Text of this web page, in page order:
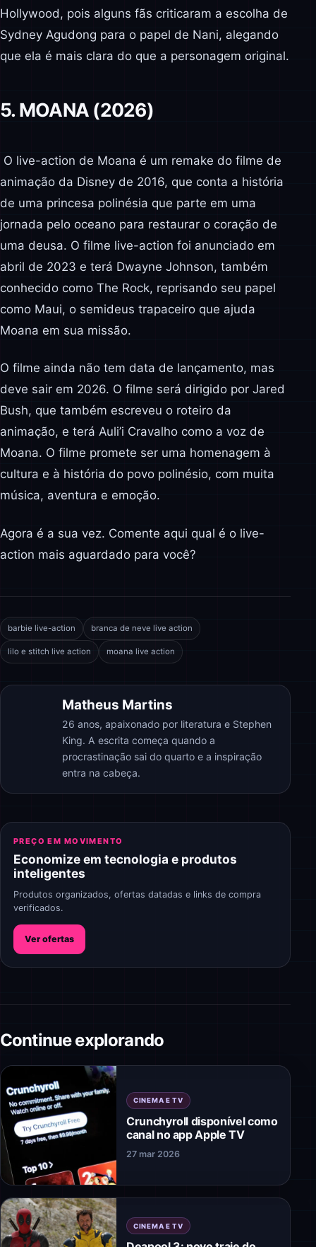
Hollywood, pois alguns fãs criticaram a escolha de
Sydney Agudong para o papel de Nani, alegando
que ela é mais clara do que a personagem original.
5. MOANA (2026)
O live-action de Moana é um remake do filme de
animação da Disney de 2016, que conta a história
de uma princesa polinésia que parte em uma
jornada pelo oceano para restaurar o coração de
uma deusa. O filme live-action foi anunciado em
abril de 2023 e terá Dwayne Johnson, também
conhecido como The Rock, reprisando seu papel
como Maui, o semideus trapaceiro que ajuda
Moana em sua missão.
O filme ainda não tem data de lançamento, mas
deve sair em 2026. O filme será dirigido por Jared
Bush, que também escreveu o roteiro da
animação, e terá Auli’i Cravalho como a voz de
Moana. O filme promete ser uma homenagem à
cultura e à história do povo polinésio, com muita
música, aventura e emoção.
Agora é a sua vez. Comente aqui qual é o live-
action mais aguardado para você?
barbie live-action branca de neve live action
lilo e stitch live action moana live action
Matheus Martins
26 anos, apaixonado por literatura e Stephen
King. A escrita começa quando a
procrastinação sai do quarto e a inspiração
entra na cabeça.
PREÇO EM MOVIMENTO
Economize em tecnologia e produtos
inteligentes
Produtos organizados, ofertas datadas e links de compra
verificados.
Ver ofertas
Continue explorando
CINEMA E TV
Crunchyroll disponível como
canal no app Apple TV
27 mar 2026
CINEMA E TV